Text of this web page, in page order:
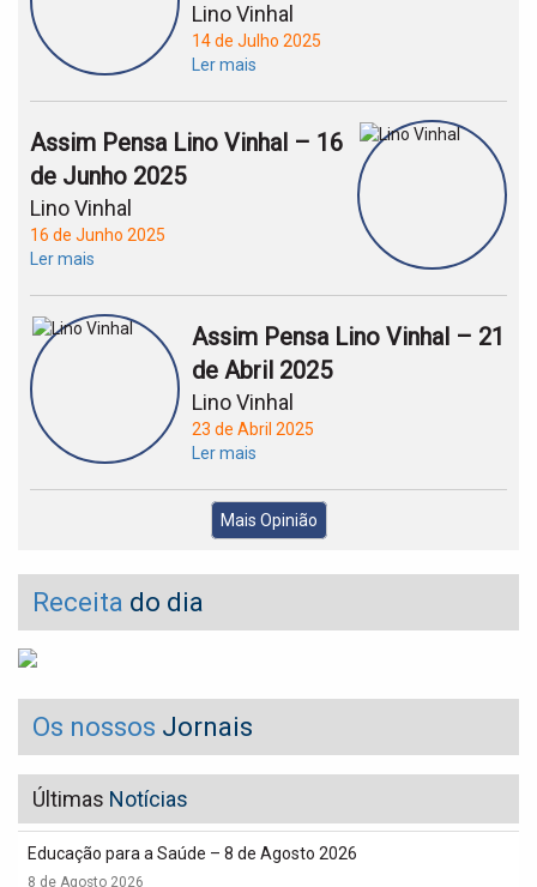
Lino Vinhal
14 de Julho 2025
Ler mais
Assim Pensa Lino Vinhal – 16
de Junho 2025
Lino Vinhal
16 de Junho 2025
Ler mais
Assim Pensa Lino Vinhal – 21
de Abril 2025
Lino Vinhal
23 de Abril 2025
Ler mais
Mais Opinião
Receita do dia
Os nossos Jornais
Últimas Notícias
Educação para a Saúde – 8 de Agosto 2026
8 de Agosto 2026